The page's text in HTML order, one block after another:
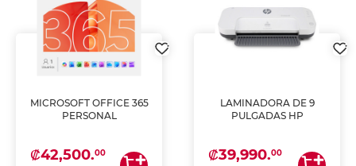
MICROSOFT OFFICE 365
PERSONAL
₡42,500.00
LAMINADORA DE 9
PULGADAS HP
₡39,990.00